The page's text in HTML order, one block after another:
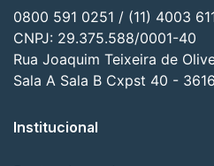
0800 591 0251 / (11) 4003
CNPJ: 29.375.588/0001-40
Rua Joaquim Teixeira de
Sala A Sala B Cxpst 40 -
Institucional